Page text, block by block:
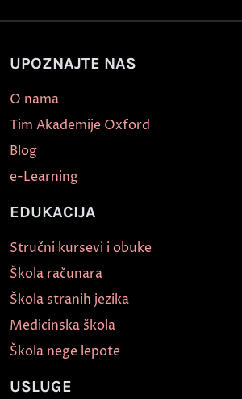
UPOZNAJTE NAS
O nama
Tim Akademije Oxford
Blog
e-Learning
EDUKACIJA
Stručni kursevi i obuke
Škola računara
Škola stranih jezika
Medicinska škola
Škola nege lepote
USLUGE